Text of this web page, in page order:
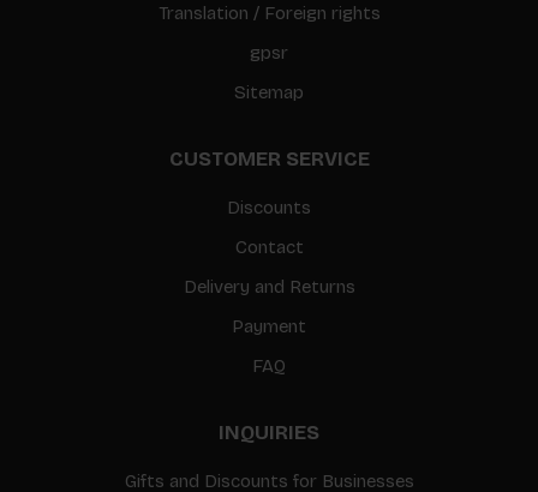
Translation / Foreign rights
gpsr
Sitemap
CUSTOMER SERVICE
Discounts
Contact
Delivery and Returns
Payment
FAQ
INQUIRIES
Gifts and Discounts for Businesses